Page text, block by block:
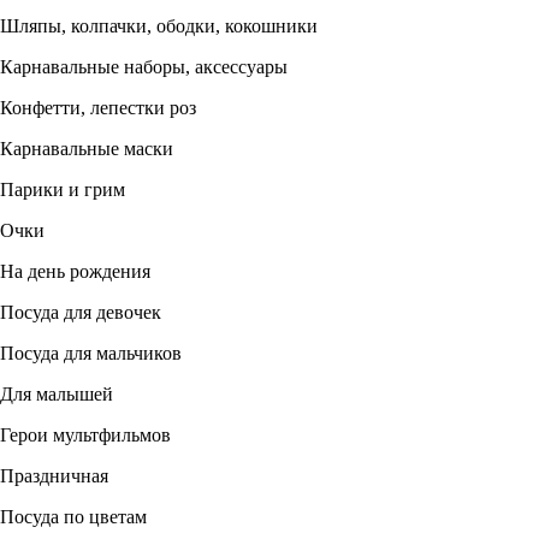
Шляпы, колпачки, ободки, кокошники
Карнавальные наборы, аксессуары
Конфетти, лепестки роз
Карнавальные маски
Парики и грим
Очки
На день рождения
Посуда для девочек
Посуда для мальчиков
Для малышей
Герои мультфильмов
Праздничная
Посуда по цветам